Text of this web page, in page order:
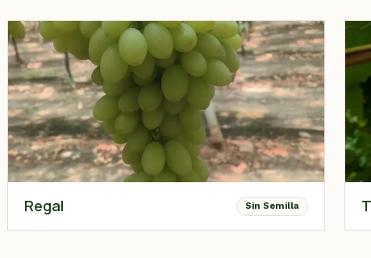
Regal Sin Semilla